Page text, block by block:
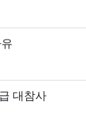
대참사